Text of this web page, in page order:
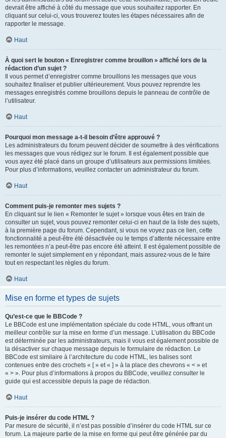
devrait être affiché à côté du message que vous souhaitez rapporter. En
cliquant sur celui-ci, vous trouverez toutes les étapes nécessaires afin de
rapporter le message.
Haut
À quoi sert le bouton « Enregistrer comme brouillon » affiché lors de la
rédaction d’un sujet ?
Il vous permet d’enregistrer comme brouillons les messages que vous
souhaitez finaliser et publier ultérieurement. Vous pouvez reprendre les
messages enregistrés comme brouillons depuis le panneau de contrôle de
l’utilisateur.
Haut
Pourquoi mon message a-t-il besoin d’être approuvé ?
Les administrateurs du forum peuvent décider de soumettre à des vérifications
les messages que vous rédigez sur le forum. Il est également possible que
vous ayez été placé dans un groupe d’utilisateurs aux permissions limitées.
Pour plus d’informations, veuillez contacter un administrateur du forum.
Haut
Comment puis-je remonter mes sujets ?
En cliquant sur le lien « Remonter le sujet » lorsque vous êtes en train de
consulter un sujet, vous pouvez remonter celui-ci en haut de la liste des sujets,
à la première page du forum. Cependant, si vous ne voyez pas ce lien, cette
fonctionnalité a peut-être été désactivée ou le temps d’attente nécessaire entre
les remontées n’a peut-être pas encore été atteint. Il est également possible de
remonter le sujet simplement en y répondant, mais assurez-vous de le faire
tout en respectant les règles du forum.
Haut
Mise en forme et types de sujets
Qu’est-ce que le BBCode ?
Le BBCode est une implémentation spéciale du code HTML, vous offrant un
meilleur contrôle sur la mise en forme d’un message. L’utilisation du BBCode
est déterminée par les administrateurs, mais il vous est également possible de
la désactiver sur chaque message depuis le formulaire de rédaction. Le
BBCode est similaire à l’architecture du code HTML, les balises sont
contenues entre des crochets « [ » et « ] » à la place des chevrons « < » et
« > ». Pour plus d’informations à propos du BBCode, veuillez consulter le
guide qui est accessible depuis la page de rédaction.
Haut
Puis-je insérer du code HTML ?
Par mesure de sécurité, il n’est pas possible d’insérer du code HTML sur ce
forum. La majeure partie de la mise en forme qui peut être générée par du